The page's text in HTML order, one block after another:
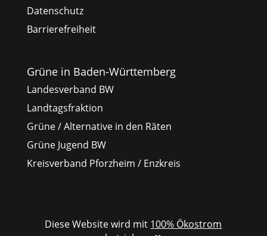
Datenschutz
Barrierefreiheit
Grüne in Baden-Württemberg
Landesverband BW
Landtagsfraktion
Grüne / Alternative in den Räten
Grüne Jugend BW
Kreisverband Pforzheim / Enzkreis
Diese Website wird mit 100% Ökostrom